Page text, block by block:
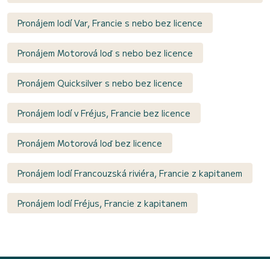
Pronájem lodí Var, Francie s nebo bez licence
Pronájem Motorová loď s nebo bez licence
Pronájem Quicksilver s nebo bez licence
Pronájem lodí v Fréjus, Francie bez licence
Pronájem Motorová loď bez licence
Pronájem lodí Francouzská riviéra, Francie z kapitanem
Pronájem lodí Fréjus, Francie z kapitanem